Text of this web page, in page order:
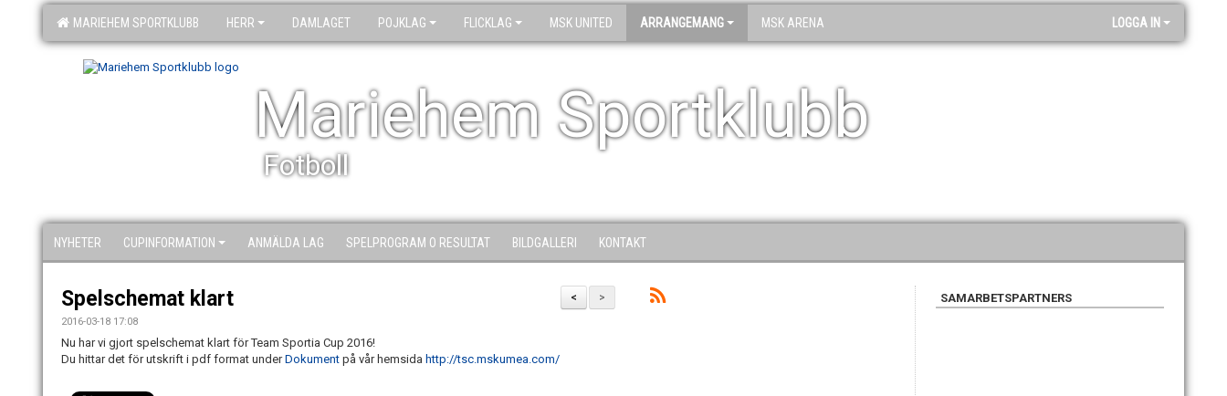
MARIEHEM SPORTKLUBB HERR DAMLAGET POJKLAG FLICKLAG MSK UNITED ARRANGEMANG MSK ARENA LOGGA IN
Mariehem Sportklubb
Fotboll
NYHETER CUPINFORMATION ANMÄLDA LAG SPELPROGRAM O RESULTAT BILDGALLERI KONTAKT
>
<
Spelschemat klart
2016-03-18 17:08
Nu har vi gjort spelschemat klart för Team Sportia Cup 2016!
Du hittar det för utskrift i pdf format underDokument på vår hemsida http://tsc.mskumea.com/
SAMARBETSPARTNERS